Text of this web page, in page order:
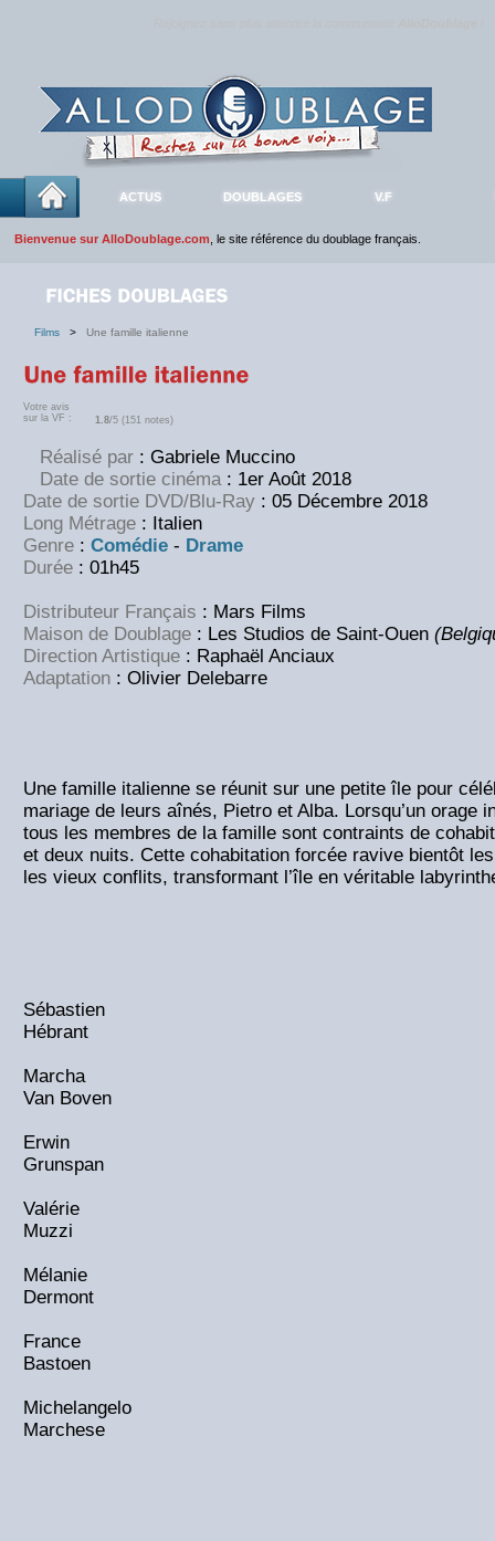
ACTUS DOUBLAGES V.F
Bienvenue sur AlloDoublage.com , le site référence du doublage français.
Films > Une famille italienne
Votre avis
sur la VF :
1.8/5 (151 notes)
Réalisé par : Gabriele Muccino
Date de sortie cinéma : 1er Août 2018
Date de sortie DVD/Blu-Ray : 05 Décembre 2018
Long Métrage : Italien
Genre : Comédie - Drame
Durée : 01h45
Distributeur Français : Mars Films
Maison de Doublage : Les Studios de Saint-Ouen
Direction Artistique : Raphaël Anciaux
Adaptation : Olivier Delebarre
Une famille italienne se réunit sur une petite île pour
mariage de leurs aînés, Pietro et Alba. Lorsqu’un orage
tous les membres de la famille sont contraints de
et deux nuits. Cette cohabitation forcée ravive bientôt
les vieux conflits, transformant l’île en véritable
Sébastien
Hébrant
Marcha
Van Boven
Erwin
Grunspan
Valérie
Muzzi
Mélanie
Dermont
France
Bastoen
Michelangelo
Marchese